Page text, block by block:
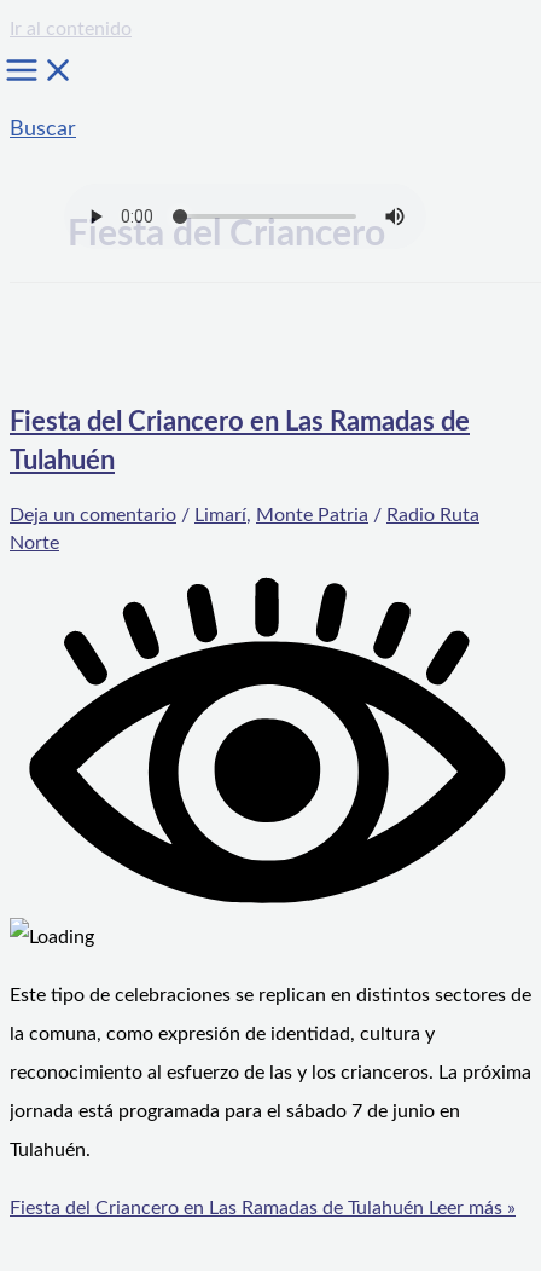
Ir al contenido
Buscar
Fiesta del Criancero
Fiesta del Criancero en Las Ramadas de
Tulahuén
Deja un comentario / Limarí, Monte Patria / Radio Ruta
Norte
Este tipo de celebraciones se replican en distintos sectores de
la comuna, como expresión de identidad, cultura y
reconocimiento al esfuerzo de las y los crianceros. La próxima
jornada está programada para el sábado 7 de junio en
Tulahuén.
Fiesta del Criancero en Las Ramadas de Tulahuén Leer más »